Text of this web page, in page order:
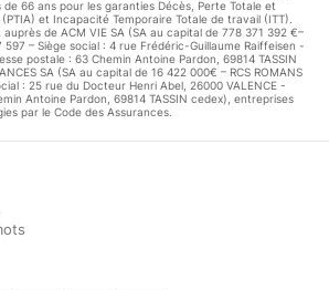
66 ans pour les garanties Décès, Perte Totale et
et Incapacité Temporaire Totale de travail (ITT).
de ACM VIE SA (SA au capital de 778 371 392 €–
597 – Siège social : 4 rue Frédéric-Guillaume Raiffeisen -
postale : 63 Chemin Antoine Pardon, 69814 TASSIN
SA (SA au capital de 16 422 000€ – RCS ROMANS
: 25 rue du Docteur Henri Abel, 26000 VALENCE -
Antoine Pardon, 69814 TASSIN cedex), entreprises
par le Code des Assurances.